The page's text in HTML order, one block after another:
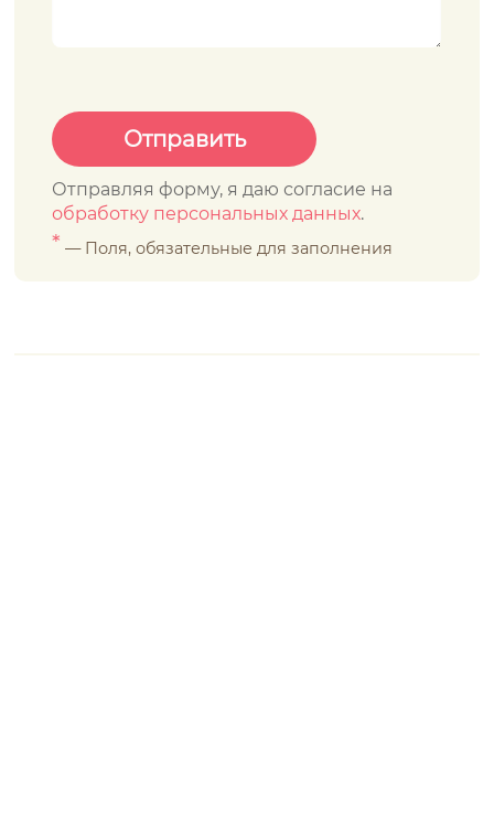
Отправляя форму, я даю согласие на
обработку персональных данных.
* — Поля, обязательные для заполнения